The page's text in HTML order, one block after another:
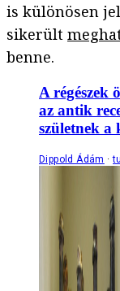
is különösen
sikerült
benne.
A régészek
az antik
születnek a
Dippold Ádám